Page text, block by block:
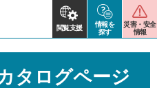
閲覧支援
情報を
探す
災害・安全
情報
タログページ